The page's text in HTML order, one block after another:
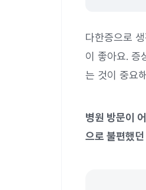
다한증으로
이 좋아요. 증
는 것이 중요
병원 방문이
으로 불편했